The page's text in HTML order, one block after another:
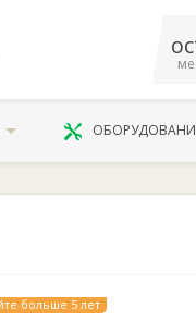
больше 5 лет